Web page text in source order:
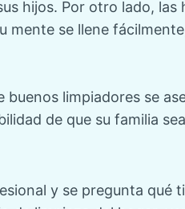
hijos. Por otro lado, las
mente se llene
buenos limpiadores se
de que su familia
y se pregunta qué